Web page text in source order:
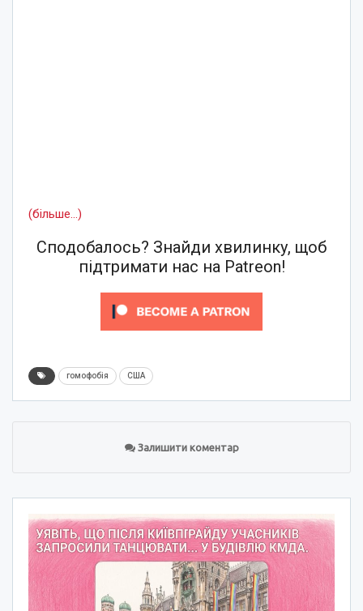
(більше…)
Сподобалось? Знайди хвилинку, щоб
підтримати нас на Patreon!
гомофобія США
Залишити коментар